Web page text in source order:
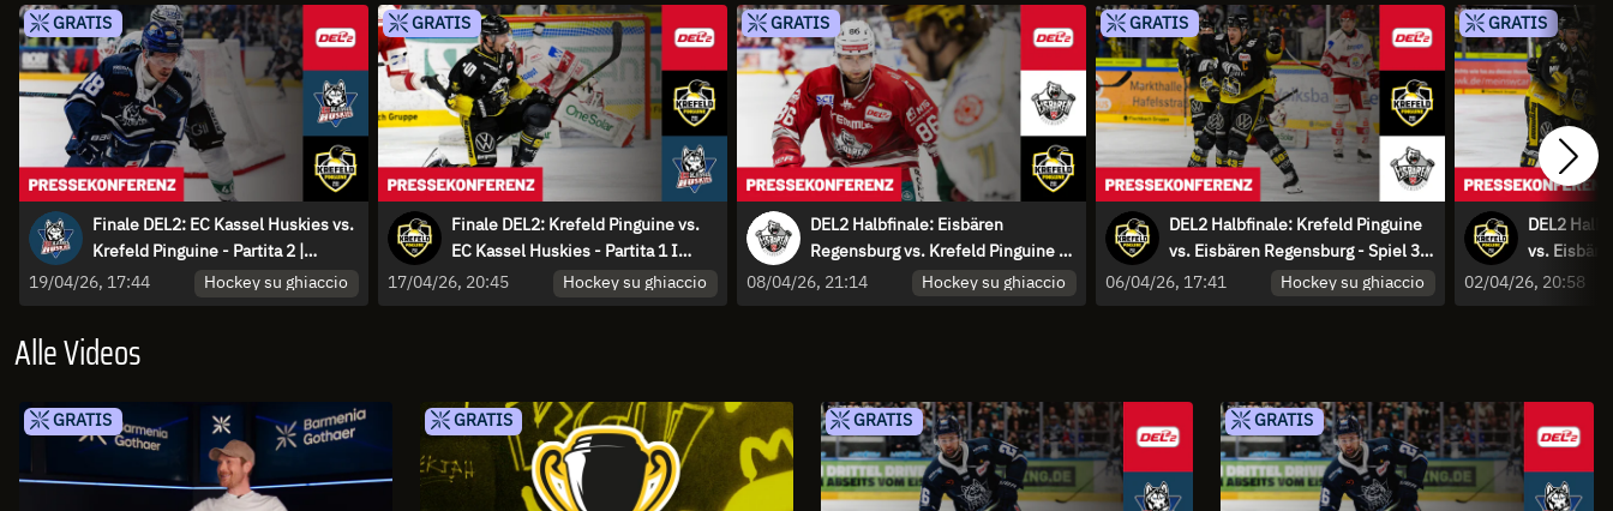
GRATIS
Finale DEL2: EC Kassel Huskies vs.
Krefeld Pinguine - Partita 2 |
Conferenza stampa
19/04/26, 17:44 Hockey su ghiaccio
GRATIS
Finale DEL2: Krefeld Pinguine vs.
EC Kassel Huskies - Partita 1 I
Conferenza stampa
17/04/26, 20:45 Hockey su ghiaccio
GRATIS
DEL2 Halbfinale: Eisbären
Regensburg vs. Krefeld Pinguine -
Spiel 4 I Pressekonferenz
08/04/26, 21:14 Hockey su ghiaccio
GRATIS
DEL2 Halbfinale: Krefeld Pinguine
vs. Eisbären Regensburg - Spiel 3 I
Pressekonferenz
06/04/26, 17:41 Hockey su ghiaccio
GRATIS
DEL2
vs.
02/04/26, 20:58
Alle Videos
GRATIS GRATIS GRATIS GRATIS